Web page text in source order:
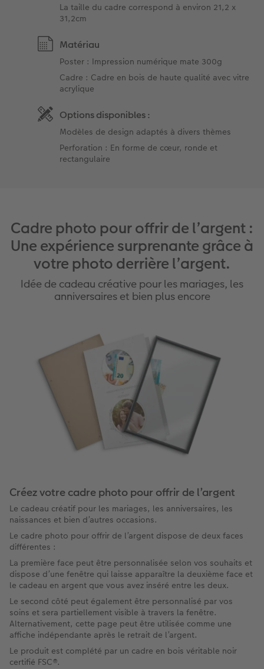
La taille du cadre correspond à environ 21,2 x
31,2cm
Matériau
Poster : Impression numérique mate 300g
Cadre : Cadre en bois de haute qualité avec vitre
acrylique
Options disponibles :
Modèles de design adaptés à divers thèmes
Perforation : En forme de cœur, ronde et
rectangulaire
Cadre photo pour offrir de l’argent :
Une expérience surprenante grâce à
votre photo derrière l’argent.
Idée de cadeau créative pour les mariages, les
anniversaires et bien plus encore
Créez votre cadre photo pour offrir de l’argent
Le cadeau créatif pour les mariages, les anniversaires, les
naissances et bien d’autres occasions.
Le cadre photo pour offrir de l’argent dispose de deux faces
différentes :
La première face peut être personnalisée selon vos souhaits et
dispose d’une fenêtre qui laisse apparaître la deuxième face et
le cadeau en argent que vous avez inséré entre les deux.
Le second côté peut également être personnalisé par vos
soins et sera partiellement visible à travers la fenêtre.
Alternativement, cette page peut être utilisée comme une
affiche indépendante après le retrait de l’argent.
Le produit est complété par un cadre en bois véritable noir
certifié FSC®.